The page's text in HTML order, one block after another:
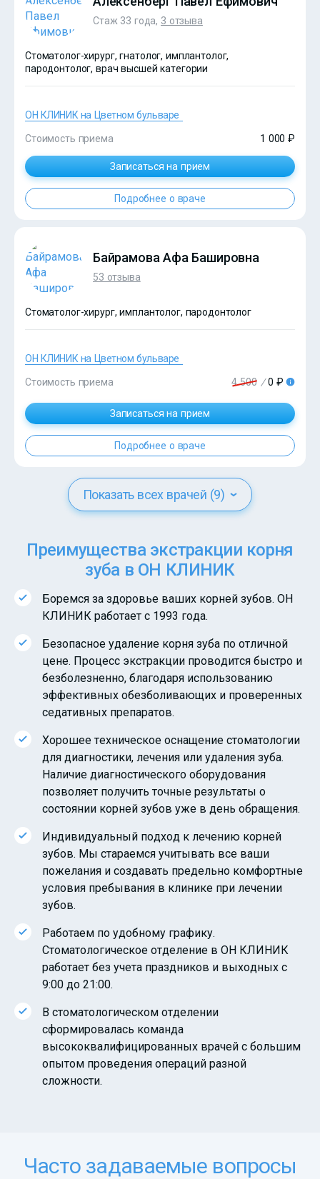
Стаж 33 года, 3 отзыва
Стоматолог-хирург, гнатолог, имплантолог,
пародонтолог, врач высшей категории
ОН КЛИНИК на Цветном бульваре
Стоимость приема 1 000 ₽
Записаться на прием
Подробнее о враче
?>
Байрамова Афа Башировна
53 отзыва
Стоматолог-хирург, имплантолог, пародонтолог
ОН КЛИНИК на Цветном бульваре
Стоимость приема 4 500 / 0 ₽
Записаться на прием
Подробнее о враче
Показать всех врачей (9)
Преимущества экстракции корня
зуба в ОН КЛИНИК
Боремся за здоровье ваших корней зубов. ОН
КЛИНИК работает с 1993 года.
Безопасное удаление корня зуба по отличной
цене. Процесс экстракции проводится быстро и
безболезненно, благодаря использованию
эффективных обезболивающих и проверенных
седативных препаратов.
Хорошее техническое оснащение стоматологии
для диагностики, лечения или удаления зуба.
Наличие диагностического оборудования
позволяет получить точные результаты о
состоянии корней зубов уже в день обращения.
Индивидуальный подход к лечению корней
зубов. Мы стараемся учитывать все ваши
пожелания и создавать предельно комфортные
условия пребывания в клинике при лечении
зубов.
Работаем по удобному графику.
Стоматологическое отделение в ОН КЛИНИК
работает без учета праздников и выходных с
9:00 до 21:00.
В стоматологическом отделении
сформировалась команда
высококвалифицированных врачей с большим
опытом проведения операций разной
сложности.
Часто задаваемые вопросы